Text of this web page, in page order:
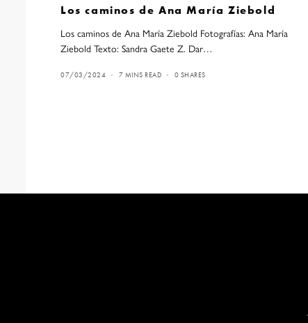
Los caminos de Ana María Ziebold
Los caminos de Ana María Ziebold Fotografías: Ana María
Ziebold Texto: Sandra Gaete Z. Dar…
07/03/2024 7 MINS READ 0 SHARES